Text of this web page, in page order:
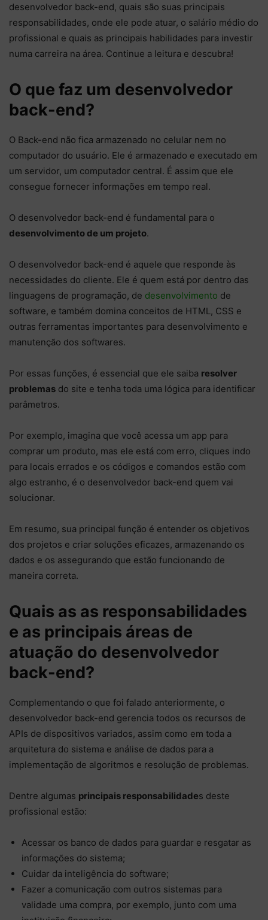
desenvolvedor back-end, quais são suas principais
responsabilidades, onde ele pode atuar, o salário médio do
profissional e quais as principais habilidades para investir
numa carreira na área. Continue a leitura e descubra!
O que faz um desenvolvedor
back-end?
O Back-end não fica armazenado no celular nem no
computador do usuário. Ele é armazenado e executado em
um servidor, um computador central. É assim que ele
consegue fornecer informações em tempo real.
O desenvolvedor back-end é fundamental para o
desenvolvimento de um projeto.
O desenvolvedor back-end é aquele que responde às
necessidades do cliente. Ele é quem está por dentro das
linguagens de programação, de desenvolvimento de
software, e também domina conceitos de HTML, CSS e
outras ferramentas importantes para desenvolvimento e
manutenção dos softwares.
Por essas funções, é essencial que ele saiba resolver
problemas do site e tenha toda uma lógica para identificar
parâmetros.
Por exemplo, imagina que você acessa um app para
comprar um produto, mas ele está com erro, cliques indo
para locais errados e os códigos e comandos estão com
algo estranho, é o desenvolvedor back-end quem vai
solucionar.
Em resumo, sua principal função é entender os objetivos
dos projetos e criar soluções eficazes, armazenando os
dados e os assegurando que estão funcionando de
maneira correta.
Quais as as responsabilidades
e as principais áreas de
atuação do desenvolvedor
back-end?
Complementando o que foi falado anteriormente, o
desenvolvedor back-end gerencia todos os recursos de
APIs de dispositivos variados, assim como em toda a
arquitetura do sistema e análise de dados para a
implementação de algoritmos e resolução de problemas.
Dentre algumas principais responsabilidades deste
profissional estão:
Acessar os banco de dados para guardar e resgatar as
informações do sistema;
Cuidar da inteligência do software;
Fazer a comunicação com outros sistemas para
validade uma compra, por exemplo, junto com uma